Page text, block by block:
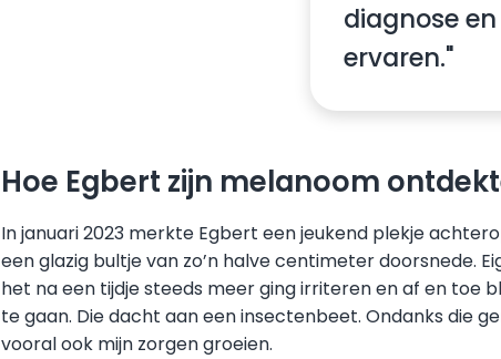
diagnose
ervaren."
Hoe Egbert zijn melanoom
In januari 2023 merkte Egbert een jeukend plekje
een glazig bultje van zo’n halve centimeter doorsnede.
het na een tijdje steeds meer ging irriteren en af en toe
te gaan. Die dacht aan een insectenbeet. Ondanks die
vooral ook mijn zorgen groeien.